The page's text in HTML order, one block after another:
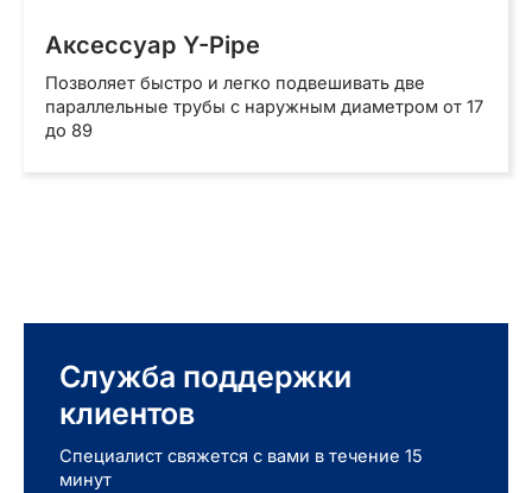
Аксессуар Y-Pipe
Позволяет быстро и легко подвешивать две
параллельные трубы с наружным диаметром от 17
до 89
Служба поддержки
клиентов
Специалист свяжется с вами в течение 15
минут